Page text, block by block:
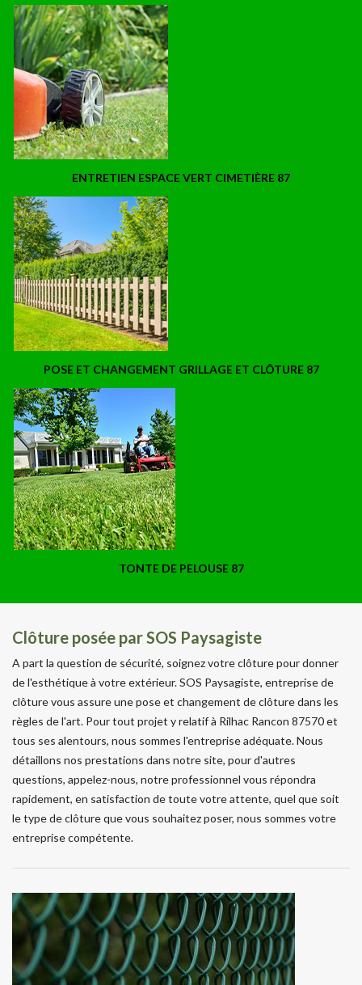
ENTRETIEN ESPACE VERT CIMETIÈRE 87
POSE ET CHANGEMENT GRILLAGE ET CLÔTURE 87
TONTE DE PELOUSE 87
Clôture posée par SOS Paysagiste
A part la question de sécurité, soignez votre clôture pour donner
de l'esthétique à votre extérieur. SOS Paysagiste, entreprise de
clôture vous assure une pose et changement de clôture dans les
règles de l'art. Pour tout projet y relatif à Rilhac Rancon 87570 et
tous ses alentours, nous sommes l'entreprise adéquate. Nous
détaillons nos prestations dans notre site, pour d'autres
questions, appelez-nous, notre professionnel vous répondra
rapidement, en satisfaction de toute votre attente, quel que soit
le type de clôture que vous souhaitez poser, nous sommes votre
entreprise compétente.